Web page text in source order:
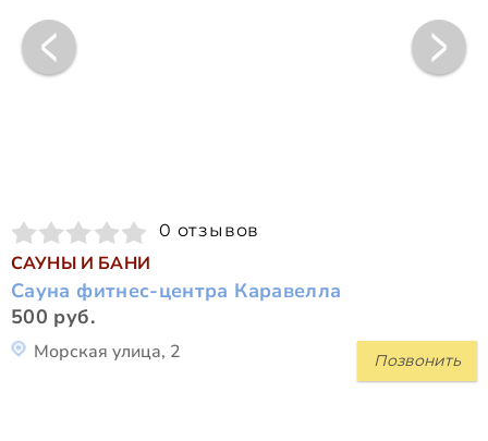
0 отзывов
САУНЫ И БАНИ
Сауна фитнес-центра Каравелла
500 руб.
Позвонить
Морская улица, 2